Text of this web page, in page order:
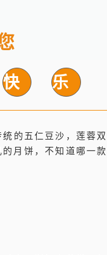
快 乐
的五仁豆沙，莲蓉
月饼，不知道哪一